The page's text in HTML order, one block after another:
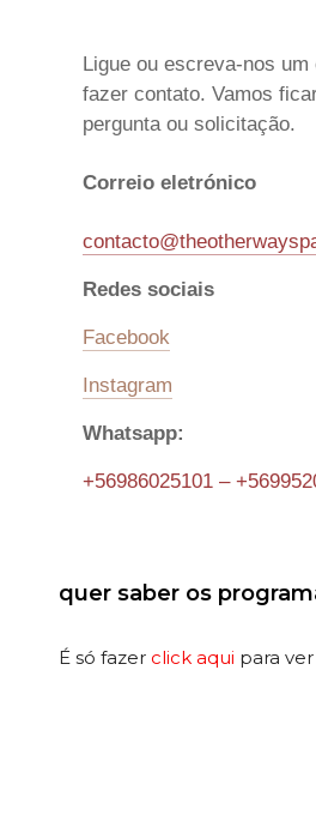
Ligue ou escreva-nos
fazer contato. Vamos
pergunta ou solicitação.
Correio eletrónico
Redes sociais
Facebook
Instagram
Whatsapp:
+56986025101 –
quer saber os
É só fazer click aqui para